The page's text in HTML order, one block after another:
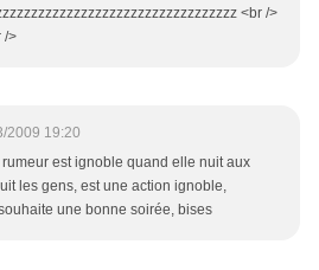
<br />
/>
2009 19:20
est ignoble quand elle nuit aux
les gens, est une action ignoble,
une bonne soirée, bises